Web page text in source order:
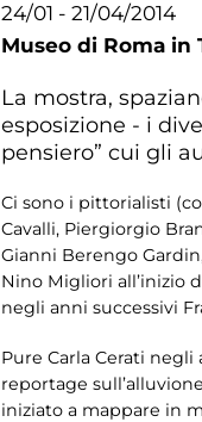
24/01 - 21/04/2014
Museo di Roma in
La mostra,
esposizione - i
pensiero” cui gli
Ci sono i pittorialisti
Cavalli, Piergiorgio
Gianni Berengo
Nino Migliori all’inizio
negli anni successivi
Pure Carla Cerati
reportage
iniziato a mappare in